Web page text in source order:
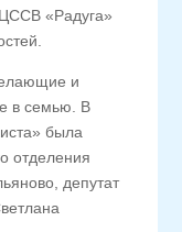
«Радуга»
и
в семью. В
была
отделения
депутат